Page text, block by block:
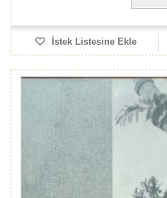
İstek Listesine Ekle